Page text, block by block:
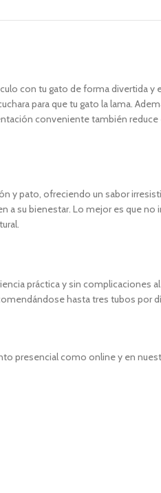
con tu gato de forma divertida y
para que tu gato la lama.
conveniente también
y pato, ofreciendo un sabor
a su bienestar. Lo mejor es que no
práctica y sin complicaciones
hasta tres tubos por
presencial como online y en